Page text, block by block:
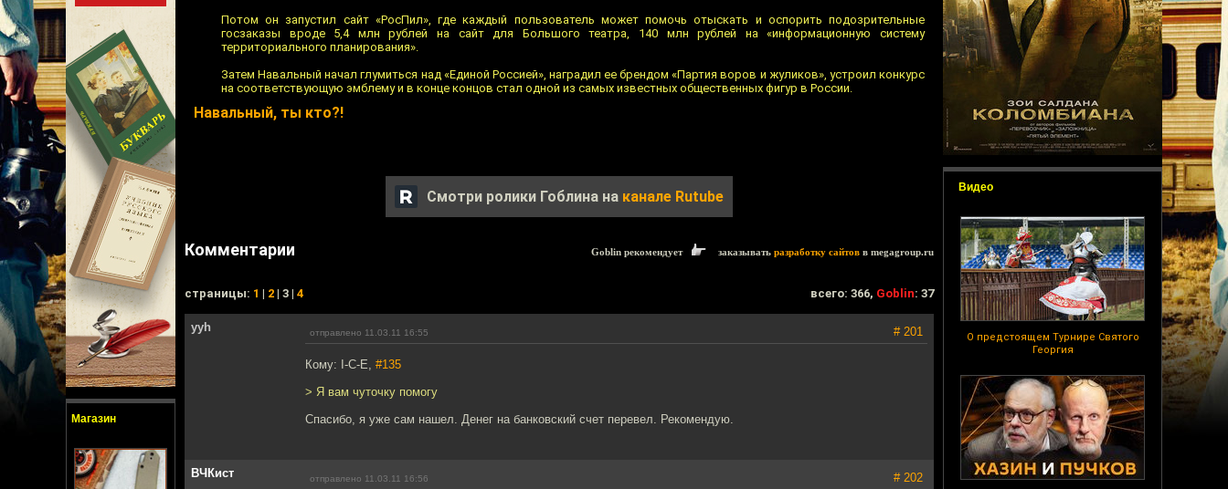
Магазин
Видео
О предстоящем Турнире Святого
Георгия
Потом он запустил сайт «РосПил», где каждый пользователь может помочь отыскать и оспорить подозрительные
госзаказы вроде 5,4 млн рублей на сайт для Большого театра, 140 млн рублей на «информационную систему
территориального планирования».
Затем Навальный начал глумиться над «Единой Россией», наградил ее брендом «Партия воров и жуликов», устроил конкурс
на соответствующую эмблему и в конце концов стал одной из самых известных общественных фигур в России.
Навальный, ты кто?!
Смотри ролики Гоблина на канале Rutube
Комментарии Goblin рекомендует заказывать разработку сайтов в megagroup.ru
cтраницы: 1 | 2 | 3 | 4 всего: 366, Goblin: 37
yyh отправлено 11.03.11 16:55 # 201
Кому: I-C-E, #135
> Я вам чуточку помогу
Спасибо, я уже сам нашел. Денег на банковский счет перевел. Рекомендую.
ВЧКист отправлено 11.03.11 16:56 # 202